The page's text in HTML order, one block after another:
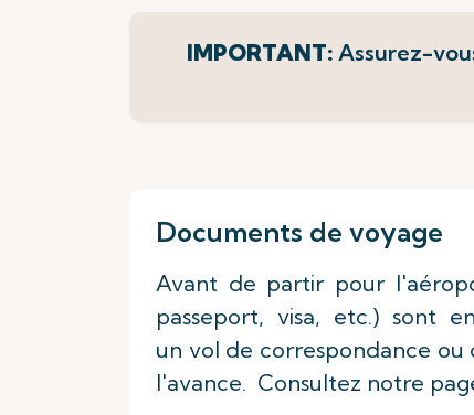
IMPORTANT: Assurez-
Documents de voyage
Avant de partir pour
passeport, visa, etc.) sont
un vol de correspondance
l'avance. Consultez notre